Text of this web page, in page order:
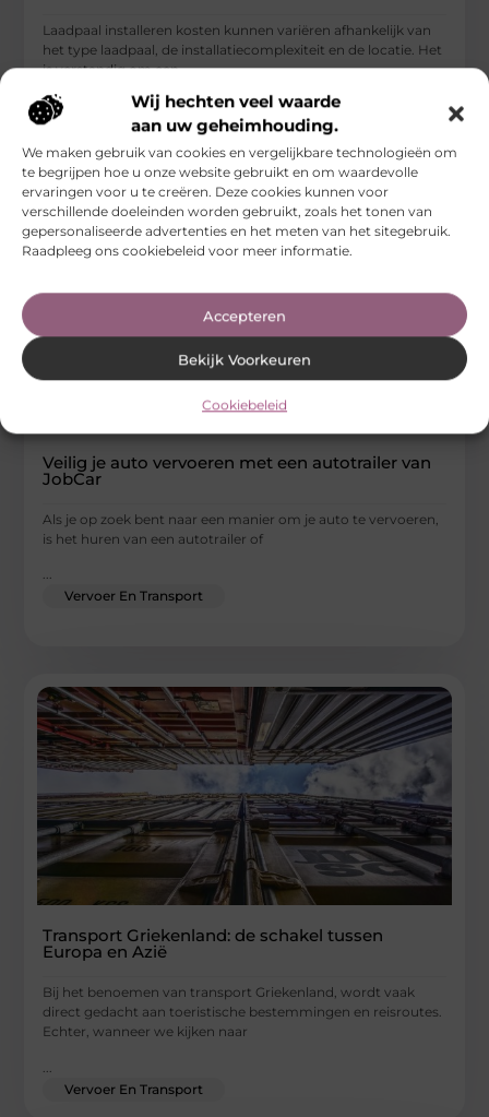
Wij hechten veel waarde
aan uw geheimhouding.
We maken gebruik van cookies en vergelijkbare technologieën om
te begrijpen hoe u onze website gebruikt en om waardevolle
ervaringen voor u te creëren. Deze cookies kunnen voor
verschillende doeleinden worden gebruikt, zoals het tonen van
gepersonaliseerde advertenties en het meten van het sitegebruik.
Raadpleeg ons cookiebeleid voor meer informatie.
Accepteren
Bekijk Voorkeuren
Cookiebeleid
Laadpaal installeren kosten kunnen variëren afhankelijk van
het type laadpaal, de installatiecomplexiteit en de locatie. Het
is verstandig om een
...
Vervoer En Transport
Veilig je auto vervoeren met een autotrailer van
JobCar
Als je op zoek bent naar een manier om je auto te vervoeren,
is het huren van een autotrailer of
...
Vervoer En Transport
Transport Griekenland: de schakel tussen
Europa en Azië
Bij het benoemen van transport Griekenland, wordt vaak
direct gedacht aan toeristische bestemmingen en reisroutes.
Echter, wanneer we kijken naar
Vervoer En Transport